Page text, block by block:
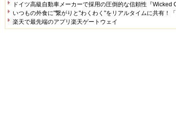
ドイツ高級自動車メーカーで採用の圧倒的な信頼性『
いつもの外食に"繋がりと"わくわく"をリアルタイムに共有！
楽天で最先端のアプリ楽天ゲートウェイ